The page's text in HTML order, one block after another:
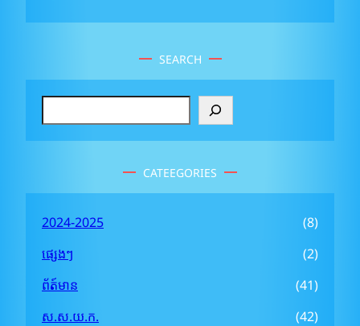
SEARCH
S
e
a
h
CATEEGORIES
2024-2025
(8)
ផ្សេងៗ
(2)
ព័ត៍មាន
(41)
ស.ស.យ.ក.
(42)